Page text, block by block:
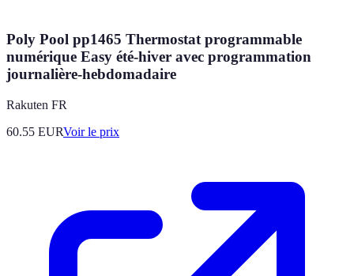
Poly Pool pp1465 Thermostat programmable
numérique Easy été-hiver avec programmation
journalière-hebdomadaire
Rakuten FR
60.55 EURVoir le prix